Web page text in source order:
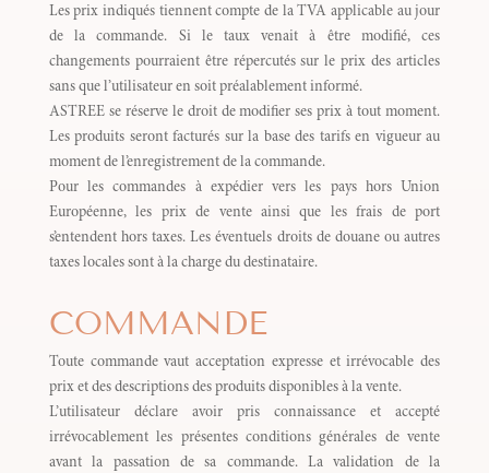
Les prix indiqués tiennent compte de la TVA applicable au jour
de la commande. Si le taux venait à être modifié, ces
changements pourraient être répercutés sur le prix des articles
sans que l’utilisateur en soit préalablement informé.
ASTREE se réserve le droit de modifier ses prix à tout moment.
Les produits seront facturés sur la base des tarifs en vigueur au
moment de l’enregistrement de la commande.
Pour les commandes à expédier vers les pays hors Union
Européenne, les prix de vente ainsi que les frais de port
s’entendent hors taxes. Les éventuels droits de douane ou autres
taxes locales sont à la charge du destinataire.
COMMANDE
Toute commande vaut acceptation expresse et irrévocable des
prix et des descriptions des produits disponibles à la vente.
L’utilisateur déclare avoir pris connaissance et accepté
irrévocablement les présentes conditions générales de vente
avant la passation de sa commande. La validation de la